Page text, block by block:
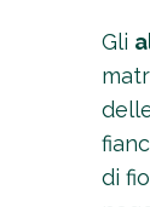
Gli
di